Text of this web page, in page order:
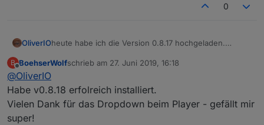
0
OliverIOheute habe ich die Version 0.8.17 hochgeladen.
Playtime /Spielzeit Balken, der den Fortschritt des
auch im Lied gesprungen werden kann
mehrere widgets, die die einzelnen Player-
attribute anzeigen können: string,
upload all durchführen
B
Offline
BoehserWolfschrieb am 27. Juni 2019, 16:18
zuletzt editiert von
@OliverIO
Habe v0.8.18 erfolreich installiert.
Vielen Dank für das Dropdown beim Player - gefällt mir
super!